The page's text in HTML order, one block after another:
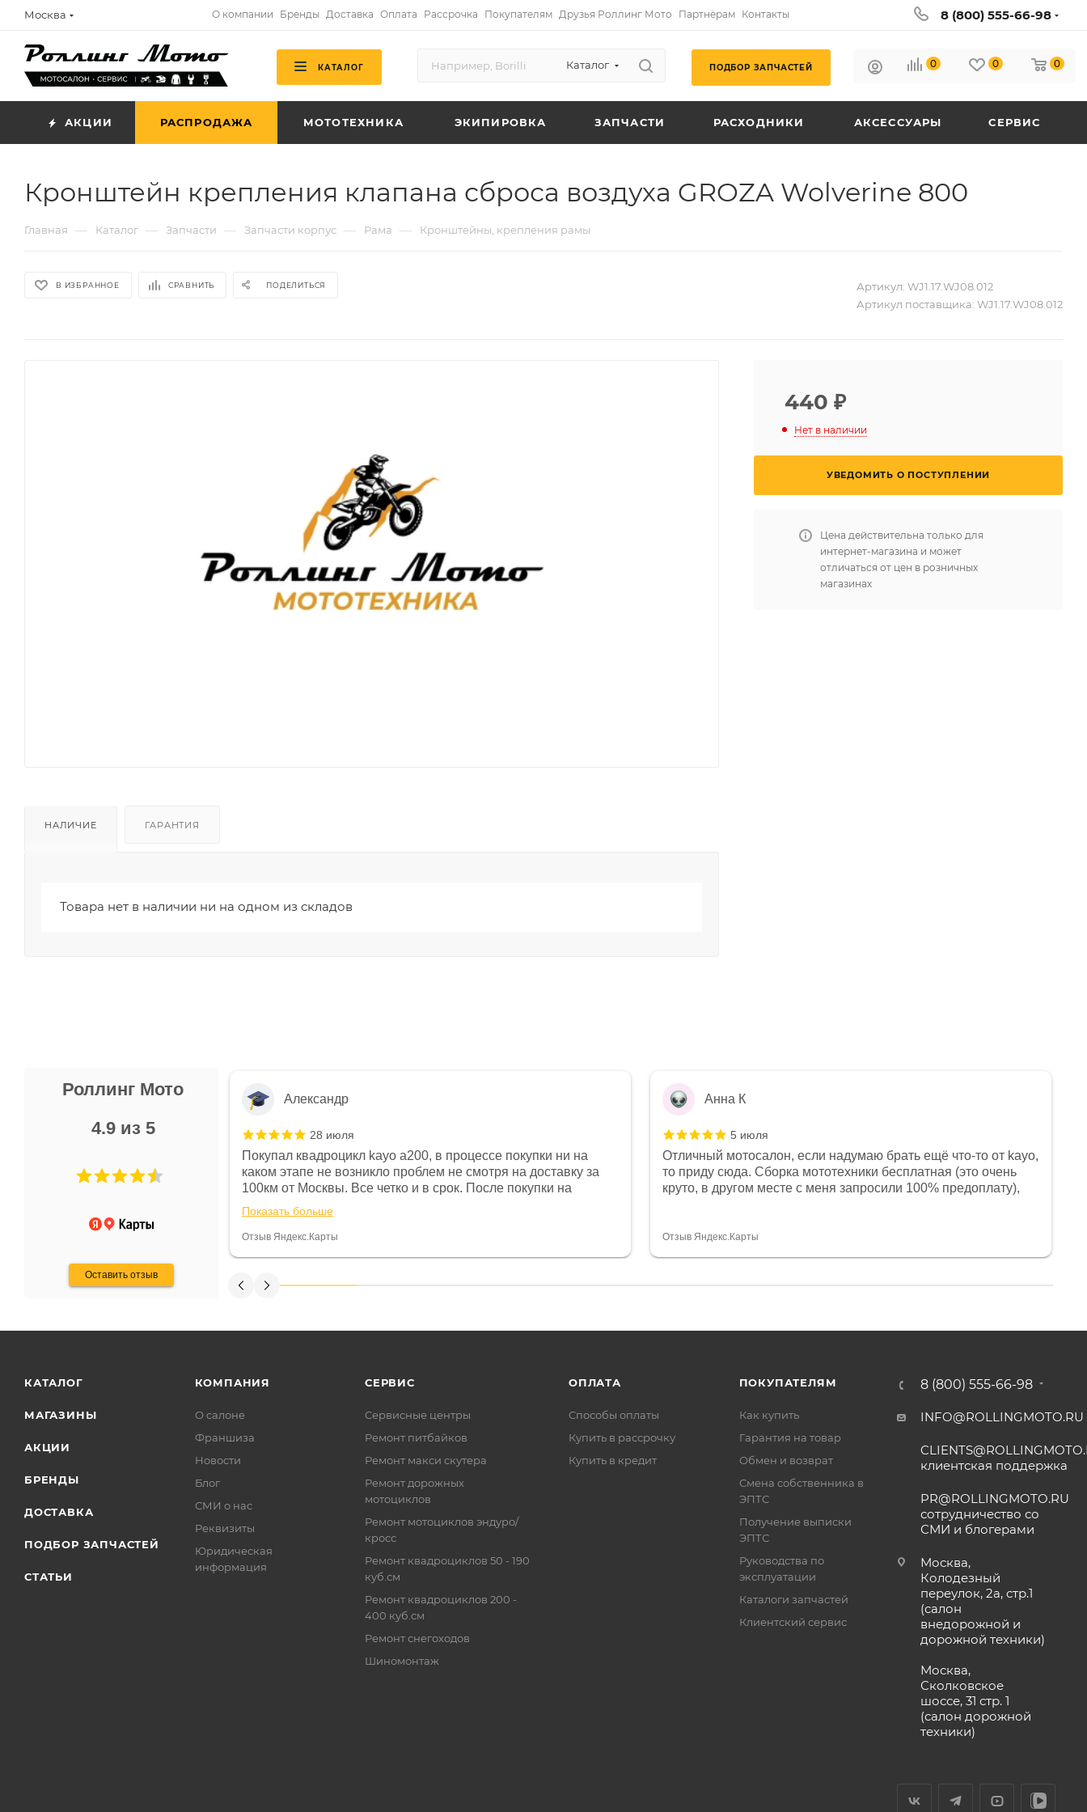
Москва О компании Бренды Доставка Оплата Рассрочка Покупателям Друзья Роллинг Мото Партнёрам Контакты 8 (800) 555-66-98
КАТАЛОГ Каталог ПОДБОР ЗАПЧАСТЕЙ 0 0 0
АКЦИИ РАСПРОДАЖА МОТОТЕХНИКА ЭКИПИРОВКА ЗАПЧАСТИ РАСХОДНИКИ АКСЕССУАРЫ СЕРВИС
Кронштейн крепления клапана сброса воздуха GROZA Wolverine 800
Главная — Каталог — Запчасти — Запчасти корпус — Рама — Кронштейны, крепления рамы
В ИЗБРАННОЕ СРАВНИТЬ ПОДЕЛИТЬСЯ Артикул: WJ1.17.WJ08.012
Артикул поставщика: WJ1.17.WJ08.012
НАЛИЧИЕ ГАРАНТИЯ
Товара нет в наличии ни на одном из складов
440 ₽
Нет в наличии
УВЕДОМИТЬ О ПОСТУПЛЕНИИ
Цена действительна только для
интернет-магазина и может
отличаться от цен в розничных
магазинах
Роллинг Мото
4.9 из 5
Оставить отзыв
Не понравились условия
и дают только на год)
Александр
28 июля
Покупал квадроцикл kayo a200, в процессе покупки ни на
каком этапе не возникло проблем не смотря на доставку за
100км от Москвы. Все четко и в срок. После покупки на
спидометре всегда был 0, при этом представители магазина
постоянно были на связи и в итоге проблема была решена.
Считаю, что это говорит о небезразличии к клиенту после
Показать больше
Отзыв Яндекс.Карты
Анна К
5 июля
Отличный мотосалон, если надумаю брать ещё что-то от kayo,
то приду сюда. Сборка мототехники бесплатная (это очень
круто, в другом месте с меня запросили 100% предоплату),
спасибо отдельное, всегда на связи, очень детально всё
Отзыв Яндекс.Карты
КАТАЛОГ
МАГАЗИНЫ
АКЦИИ
БРЕНДЫ
ДОСТАВКА
ПОДБОР ЗАПЧАСТЕЙ
СТАТЬИ
КОМПАНИЯ
О салоне
Франшиза
Новости
Блог
СМИ о нас
Реквизиты
Юридическая
информация
СЕРВИС
Сервисные центры
Ремонт питбайков
Ремонт макси скутера
Ремонт дорожных
мотоциклов
Ремонт мотоциклов эндуро/
кросс
Ремонт квадроциклов 50 - 190
куб.см
Ремонт квадроциклов 200 -
400 куб.см
Ремонт снегоходов
Шиномонтаж
ОПЛАТА
Способы оплаты
Купить в рассрочку
Купить в кредит
ПОКУПАТЕЛЯМ
Как купить
Гарантия на товар
Обмен и возврат
Смена собственника в
ЭПТС
Получение выписки
ЭПТС
Руководства по
эксплуатации
Каталоги запчастей
Клиентский сервис
8 (800) 555-66-98
INFO@ROLLINGMOTO.RU
клиентская поддержка
PR@ROLLINGMOTO.RU
сотрудничество со
СМИ и блогерами
Москва,
Колодезный
переулок, 2а, стр.1
(салон
внедорожной и
дорожной техники)
Москва,
Сколковское
шоссе, 31 стр. 1
(салон дорожной
техники)